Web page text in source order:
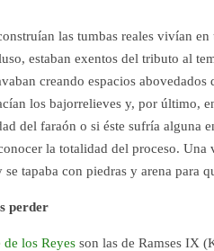
las tumbas reales vivían
estaban exentos del tributo al
creando espacios
los bajorrelieves y, por último,
del faraón o si éste sufría alguna
la totalidad del proceso.
tapaba con piedras y arena para
perder
de los Reyes son las de Ramses IX